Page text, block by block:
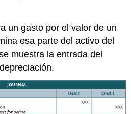
un gasto por el valor de un
esa parte del activo del
muestra la entrada del